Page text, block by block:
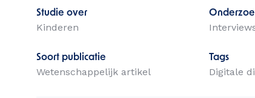
Studie over
Kinderen
Soort publicatie
Wetenschappelijk artikel
Tags
Digitale